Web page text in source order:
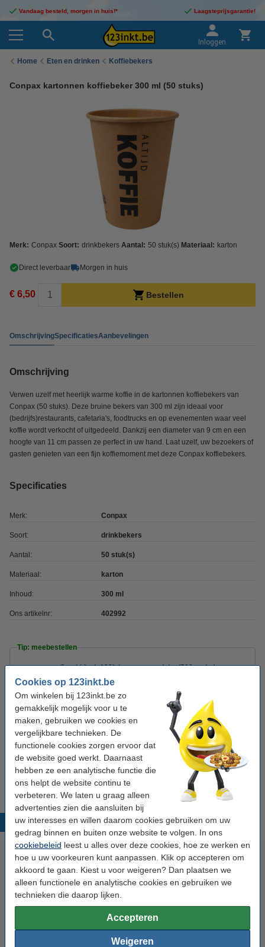
Cookies op 123inkt.be
Om winkelen bij 123inkt.be zo
gemakkelijk mogelijk voor u te
maken, gebruiken we cookies en
vergelijkbare technieken. De
functionele cookies zorgen ervoor dat
de website goed werkt. Daarnaast
hebben ze een analytische functie die
ons helpt de website continu te
verbeteren. We laten u graag alleen
advertenties zien die aansluiten bij
uw interesses en willen daarom cookies gebruiken om uw
gedrag binnen en buiten onze website te volgen. In ons
cookiebeleid leest u alles over deze cookies, hoe ze werken en
hoe u uw voorkeuren kunt aanpassen. Klik op accepteren om
akkoord te gaan. Kiest u voor weigeren? Dan plaatsen we
alleen functionele en analytische cookies en gebruiken we
technieken die daarop lijken.
Accepteren
Weigeren
Vandaag besteld, morgen in huis!* Laagsteprijsgarantie!
Inloggen
Home Eten en drinken Koffiebekers
Conpax kartonnen koffiebeker 300 ml (50 stuks)
Merk: Conpax Soort: drinkbekers Aantal: 50 stuk(s) Materiaal: karton
Direct leverbaar Morgen in huis
€ 6,50 Bestellen
OmschrijvingSpecificatiesAanbevelingen
Omschrijving
Verwen uzelf met heerlijk warme koffie in de kartonnen koffiebekers van
Conpax (50 stuks). Deze bruine bekers van 300 ml zijn ideaal voor
(bedrijfs)restaurants, cafetaria's, foodtrucks en op evenementen waar veel
koffie wordt verkocht of uitgedeeld. Dankzij een diameter van 9 cm en een
hoogte van 11 cm passen ze perfect in uw hand. Laat uzelf, uw bezoekers of
gasten genieten van een fijn koffiemoment met deze Conpax koffiebekers.
Specificaties
Merk: Conpax
Soort: drinkbekers
Aantal: 50 stuk(s)
Materiaal: karton
Inhoud: 300 ml
Ons artikelnr: 402992
Tip: meebestellen
Combideal: 123inkt creamersticks (500 stuks)
+ 123inkt suikersticks (500 stuks)
€ 23,95
123inkt houten roerstaafjes 110 mm (2000
stuks)
€ 6,95
123inkt Gold medium roast koffiebonen 1 kg
€ 17,95
Populaire producten